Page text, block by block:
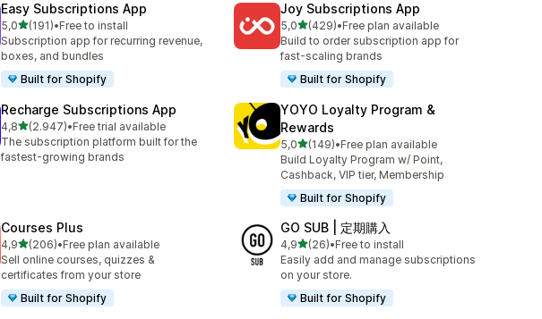
Easy Subscriptions App
5,05 yıldız üzerinden
(191)
toplam 191 değerlendirme
•Free to install
Subscription app for recurring revenue,
boxes, and bundles
Built for Shopify
Joy Subscriptions App
5,05 yıldız üzerinden
(429)
toplam 429 değerlendirme
•Free plan available
Build to order subscription app for
fast-scaling brands
Built for Shopify
Recharge Subscriptions App
4,85 yıldız üzerinden
(2.947)
toplam 2947 değerlendirme
•Free trial available
The subscription platform built for the
fastest-growing brands
YOYO Loyalty Program &
Rewards
5,05 yıldız üzerinden
(149)
toplam 149 değerlendirme
•Free plan available
Build Loyalty Program w/ Point,
Cashback, VIP tier, Membership
Built for Shopify
Courses Plus
4,95 yıldız üzerinden
(206)
toplam 206 değerlendirme
•Free plan available
Sell online courses, quizzes &
certificates from your store
Built for Shopify
GO SUB | 定期購入
4,95 yıldız üzerinden
(26)
toplam 26 değerlendirme
•Free to install
Easily add and manage subscriptions
on your store.
Built for Shopify